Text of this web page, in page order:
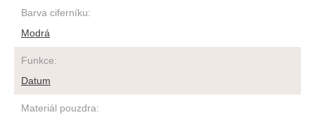
Barva ciferníku:
Modrá
Funkce:
Datum
Materiál pouzdra: